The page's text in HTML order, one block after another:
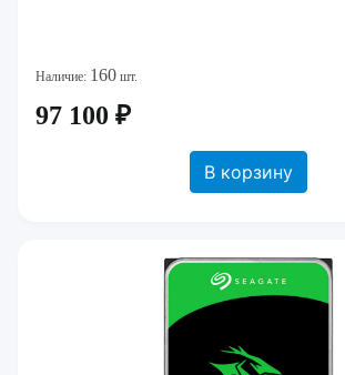
Наличие: 160 шт.
97 100 ₽
В корзину